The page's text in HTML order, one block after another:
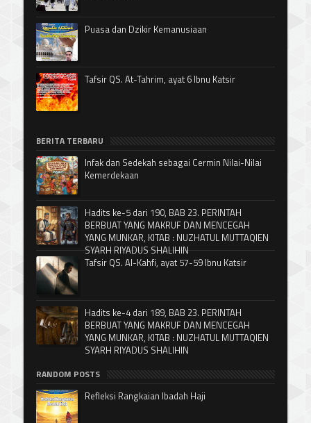
Puasa dan Dzikir Kemanusiaan
Tafsir QS. At-Tahrim, ayat 6 Ibnu Katsir
BERITA TERBARU
Infak dan Sedekah sebagai Cermin Nilai-Nilai
Kemerdekaan
Hadits ke-5 dari 190, BAB 23. PERINTAH
BERBUAT YANG MAKRUF DAN MENCEGAH
YANG MUNKAR, KITAB : NUZHATUL MUTTAQIEN
SYARH RIYADUS SHALIHIN
Tafsir QS. Al-Kahfi, ayat 57-59 Ibnu Katsir
Hadits ke-4 dari 189, BAB 23. PERINTAH
BERBUAT YANG MAKRUF DAN MENCEGAH
YANG MUNKAR, KITAB : NUZHATUL MUTTAQIEN
SYARH RIYADUS SHALIHIN
RANDOM POSTS
Refleksi Rangkaian Ibadah Haji